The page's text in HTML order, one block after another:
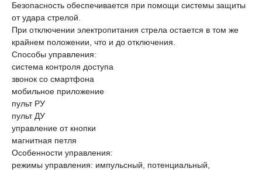
Безопасность обеспечивается при помощи системы защиты
от удара стрелой.
При отключении электропитания стрела остается в том же
крайнем положении, что и до отключения.
Способы управления:
система контроля доступа
звонок со смартфона
мобильное приложение
пульт РУ
пульт ДУ
управление от кнопки
магнитная петля
Особенности управления:
режимы управления: импульсный, потенциальный,